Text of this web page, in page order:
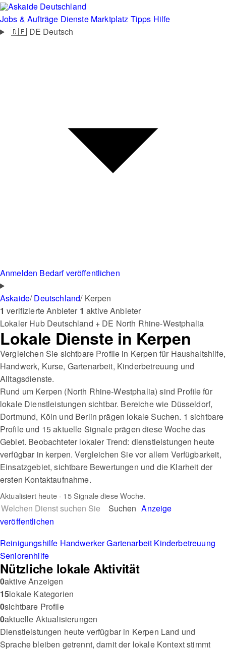
Deutschland
Jobs & Aufträge Dienste Marktplatz Tipps Hilfe
🇩🇪 DE Deutsch
Anmelden Bedarf veröffentlichen
Askaide/ Deutschland/ Kerpen
1 verifizierte Anbieter 1 aktive Anbieter
Lokaler Hub Deutschland + DE North Rhine-Westphalia
Lokale Dienste in Kerpen
Vergleichen Sie sichtbare Profile in Kerpen für Haushaltshilfe,
Handwerk, Kurse, Gartenarbeit, Kinderbetreuung und
Alltagsdienste.
Rund um Kerpen (North Rhine-Westphalia) sind Profile für
lokale Dienstleistungen sichtbar. Bereiche wie Düsseldorf,
Dortmund, Köln und Berlin prägen lokale Suchen. 1 sichtbare
Profile und 15 aktuelle Signale prägen diese Woche das
Gebiet. Beobachteter lokaler Trend: dienstleistungen heute
verfügbar in kerpen. Vergleichen Sie vor allem Verfügbarkeit,
Einsatzgebiet, sichtbare Bewertungen und die Klarheit der
ersten Kontaktaufnahme.
Aktualisiert heute· 15 Signale diese Woche.
Suchen Anzeige
veröffentlichen
Reinigungshilfe HandwerkerGartenarbeit Kinderbetreuung
Seniorenhilfe
Nützliche lokale Aktivität
0aktive Anzeigen
15lokale Kategorien
0sichtbare Profile
0aktuelle Aktualisierungen
Dienstleistungen heute verfügbar in Kerpen Land und
Sprache bleiben getrennt, damit der lokale Kontext stimmt